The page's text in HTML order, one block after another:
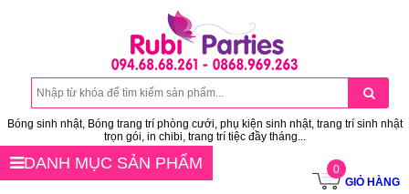
Bóng sinh nhật, Bóng trang trí phòng cưới, phụ kiện sinh nhật, trang trí sinh nhật
trọn gói, in chibi, trang trí tiệc đầy tháng...
0
GIỎ HÀNG
DANH MỤC SẢN PHẨM